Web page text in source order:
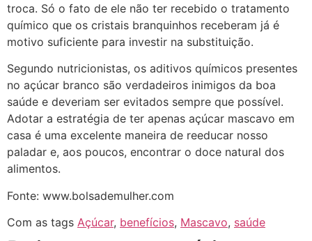
troca. Só o fato de ele não ter recebido o tratamento
químico que os cristais branquinhos receberam já é
motivo suficiente para investir na substituição.
Segundo nutricionistas, os aditivos químicos presentes
no açúcar branco são verdadeiros inimigos da boa
saúde e deveriam ser evitados sempre que possível.
Adotar a estratégia de ter apenas açúcar mascavo em
casa é uma excelente maneira de reeducar nosso
paladar e, aos poucos, encontrar o doce natural dos
alimentos.
Fonte: www.bolsademulher.com
Com as tags Açúcar, benefícios, Mascavo, saúde